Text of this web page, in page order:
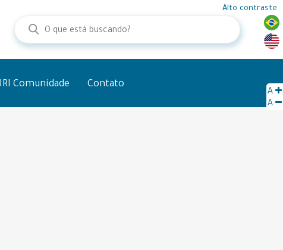
Alto contraste
A
A
Comunidade Contato